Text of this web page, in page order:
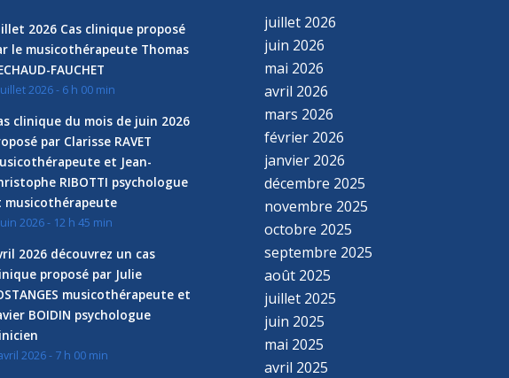
2026 Cas clinique proposé
le musicothérapeute Thomas
FAUCHET
2026 - 6 h 00 min
clinique du mois de juin 2026
par Clarisse RAVET
et Jean-
RIBOTTI psychologue
musicothérapeute
2026 - 12 h 45 min
2026 découvrez un cas
proposé par Julie
musicothérapeute et
BOIDIN psychologue
2026 - 7 h 00 min
juillet 2026
juin 2026
mai 2026
avril 2026
mars 2026
février 2026
janvier 2026
décembre 2025
novembre 2025
octobre 2025
septembre 2025
août 2025
juillet 2025
juin 2025
mai 2025
avril 2025